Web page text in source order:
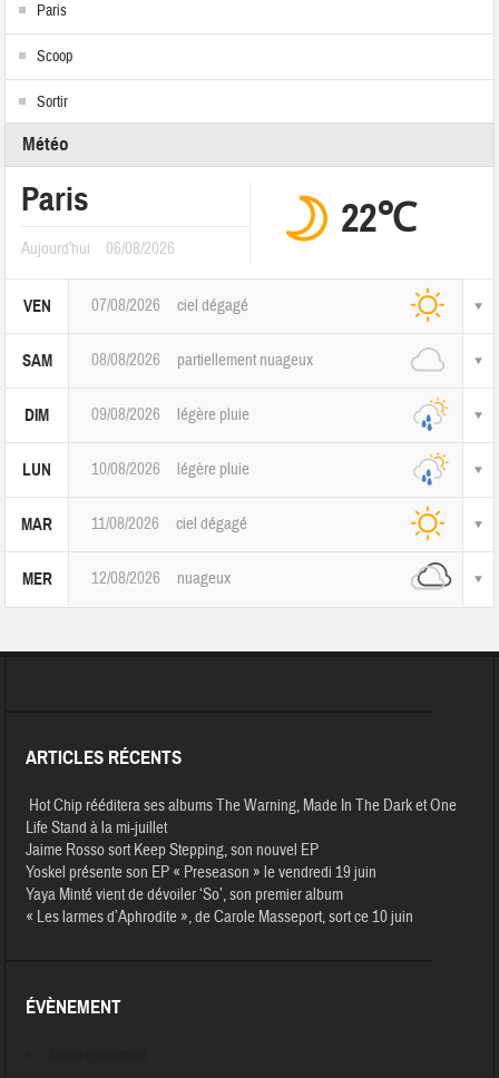
Paris
Scoop
Sortir
Météo
Paris
Aujourd'hui 06/08/2026
22℃
VEN 07/08/2026 ciel dégagé
SAM 08/08/2026 partiellement nuageux
DIM 09/08/2026 légère pluie
LUN 10/08/2026 légère pluie
MAR 11/08/2026 ciel dégagé
MER 12/08/2026 nuageux
ARTICLES RÉCENTS
Hot Chip rééditera ses albums The Warning, Made In The Dark et One
Life Stand à la mi-juillet
Jaime Rosso sort Keep Stepping, son nouvel EP
Yoskel présente son EP « Preseason » le vendredi 19 juin
Yaya Minté vient de dévoiler ‘So’, son premier album
« Les larmes d’Aphrodite », de Carole Masseport, sort ce 10 juin
ÉVÈNEMENT